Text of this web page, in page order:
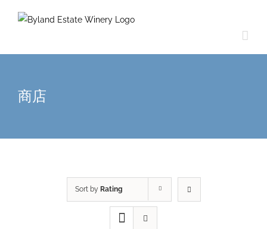
商店
Sort by Rating